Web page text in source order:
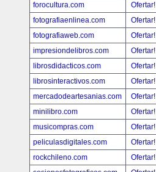
forocultura.com
fotografiaenlinea.com
fotografiaweb.com
impresiondelibros.com
librosdidacticos.com
librosinteractivos.com
mercadodeartesanias.com
minilibro.com
musicompras.com
peliculasdigitales.com
rockchileno.com